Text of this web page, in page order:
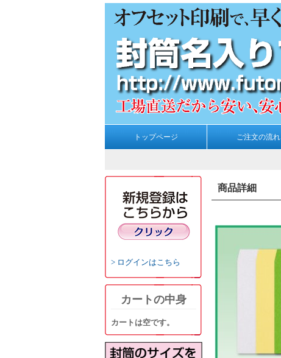
トップページ ご注文の流れ
ログインはこちら
カートの中身
カートは空です。
商品詳細